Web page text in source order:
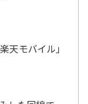
天モバイル」